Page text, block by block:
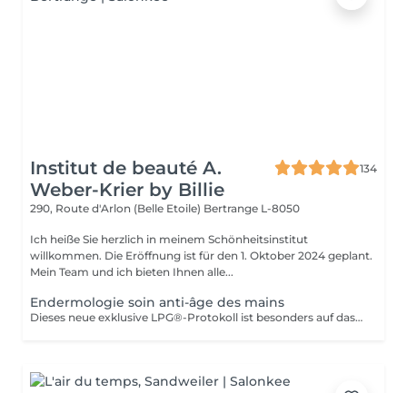
Institut de beauté A.
Weber-Krier by Billie
134
290, Route d'Arlon (Belle Etoile) Bertrange L-8050
Ich heiße Sie herzlich in meinem Schönheitsinstitut
willkommen. Die Eröffnung ist für den 1. Oktober 2024 geplant.
Mein Team und ich bieten Ihnen alle...
Endermologie soin anti-âge des mains
Dieses neue exklusive LPG®-Protokoll ist besonders auf das Wohlbefinden der Verbraucher bedacht und stellt eine Allianz aus Technik dar, die auf der patentierten Technologie des CelluM6 Alliance®-Geräts und der Sensorik für eine sofortige und dauerhafte Wirkung auf den Körper basiert. Und dies dank einer Reihe von Manövern, die sowohl vom Alliance®-Behandlungskopf, dem Auflegen einer Maske als auch von den Händen des Behandlers ausgeführt werden